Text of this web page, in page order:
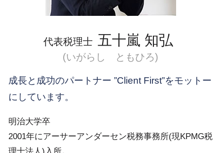
品川区 会社設立
代表税理士 五十嵐 知弘
(いがらし ともひろ)
成長と成功のパートナー ”Client First”をモットー
にしています。
明治大学卒
2001年にアーサーアンダーセン税務事務所(現KPMG税
理士法人)入所。